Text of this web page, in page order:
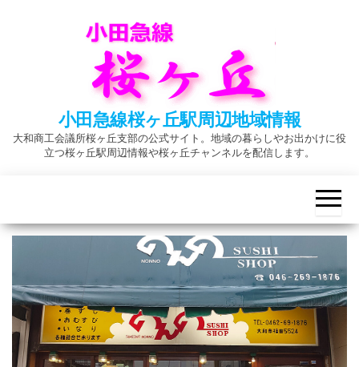
小田急線桜ヶ丘駅周辺地域情報
大和商工会議所桜ヶ丘支部の公式サイト。地域の暮らしやお出かけに役
立つ桜ヶ丘駅周辺情報や桜ヶ丘チャンネルを配信します。